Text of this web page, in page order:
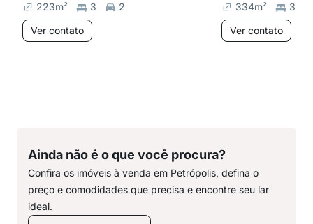
223m² 3
2
Ver contato
334m²
3
Ver contato
Ainda não é o que você procura?
Confira os imóveis à venda em Petrópolis, defina o
preço e comodidades que precisa e encontre seu lar
ideal.